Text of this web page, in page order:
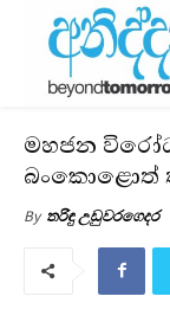
මහජන
බංකොළොත්
By තරිඳු උඩුවරගෙදර